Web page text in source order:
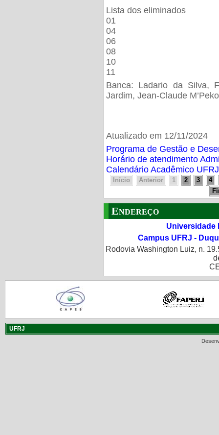
Lista dos eliminados
01
04
06
08
10
11
Banca: Ladario da Silva,
Jardim, Jean-Claude M’Peko
Atualizado em 12/11/2024
Programa de Gestão e
Horário de atendimento
Calendário Acadêmico
Início Anterior 1 2 3
4
Endereço
Universidade
Campus UFRJ -
Rodovia Washington Luiz, n.
UFRJ